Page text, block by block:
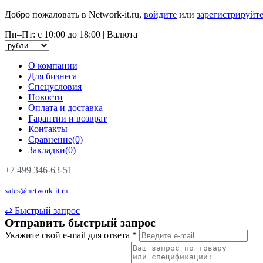
Добро пожаловать в Network-it.ru, войдите или
Пн–Пт: с 10:00 до 18:00 | Валюта
О компании
Для бизнеса
Спецусловия
Новости
Оплата и доставка
Гарантии и возврат
Контакты
Сравнение(0)
Закладки(0)
+7 499 346-63-51
sales@network-it.ru
⇄ Быстрый запрос
Отправить быстрый запрос
Укажите свой e-mail для ответа *